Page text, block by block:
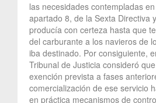
las necesidades contempladas
apartado 8, de la Sexta Directiva
producía con certeza hasta que
del carburante a los navieros de
iba destinado. Por consiguiente,
Tribunal de Justicia consideró
exención prevista a fases
comercialización de ese servicio
en práctica mecanismos de